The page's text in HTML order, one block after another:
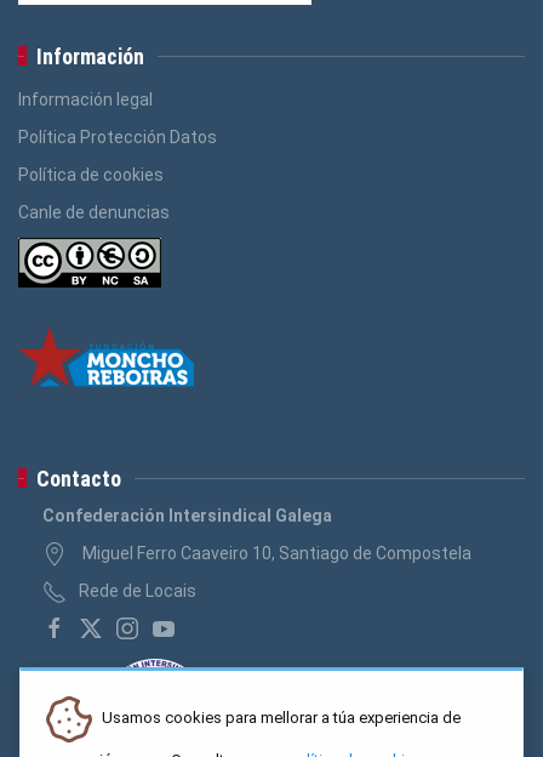
Información
Información legal
Política Protección Datos
Política de cookies
Canle de denuncias
Contacto
Confederación Intersindical Galega
Miguel Ferro Caaveiro 10, Santiago de Compostela
Rede de Locais
Usamos cookies para mellorar a túa experiencia de